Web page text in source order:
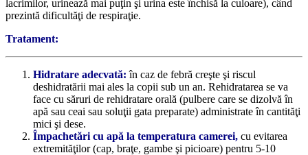
lacrimilor, urinează mai puţin şi urina este închisă la culoare), când
prezintă dificultăţi de respiraţie.
Tratament:
Hidratare adecvată: în caz de febră creşte şi riscul
deshidratării mai ales la copii sub un an. Rehidratarea se va
face cu săruri de rehidratare orală (pulbere care se dizolvă în
apă sau ceai sau soluţii gata preparate) administrate în cantităţi
mici şi dese.
Împachetări cu apă la temperatura camerei, cu evitarea
extremităţilor (cap, braţe, gambe şi picioare) pentru 5-10